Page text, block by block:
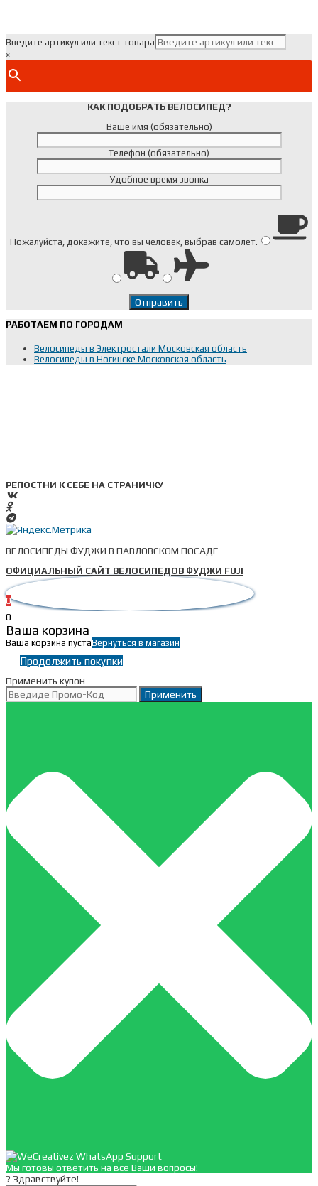
Введите артикул или текст товара
×
КАК ПОДОБРАТЬ ВЕЛОСИПЕД?
Ваше имя (обязательно)
Телефон (обязательно)
Удобное время звонка
Пожалуйста, докажите, что вы человек, выбрав самолет.
РАБОТАЕМ ПО ГОРОДАМ
Велосипеды в Электростали Московская область
Велосипеды в Ногинске Московская область
РЕПОСТНИ К СЕБЕ НА СТРАНИЧКУ
ВЕЛОСИПЕДЫ ФУДЖИ В ПАВЛОВСКОМ ПОСАДЕ
ОФИЦИАЛЬНЫЙ САЙТ ВЕЛОСИПЕДОВ ФУДЖИ FUJI
0
0
Ваша корзина
Ваша корзина пустаВернуться в магазин
Продолжить покупки
Применить купон
Применить
Мы готовы ответить на все Ваши вопросы!
? Здравствуйте!